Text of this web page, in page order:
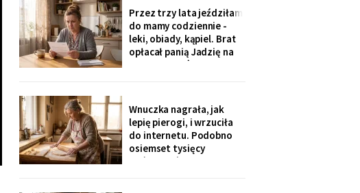
przyszedł SMS: „Podasz
im obiad? Wrócimy
głodni".
Przez trzy lata jeździłam
do mamy codziennie -
leki, obiady, kąpiel. Brat
opłacał panią Jadzię na
kilka poranków w
rozliczenie: „twoja
połowa za opiekunkę,
osiem tysięcy. Mama by
tak chciała".
Wnuczka nagrała, jak
lepię pierogi, i wrzuciła
do internetu. Podobno
osiemset tysięcy
wyświetleń - ludzie z